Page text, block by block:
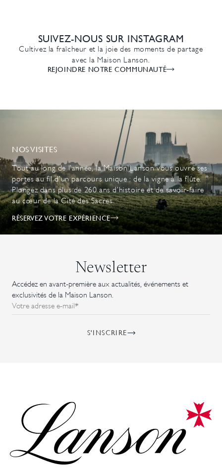
SUIVEZ-NOUS SUR INSTAGRAM
Cultivez la fraîcheur et la joie des moments de partage
avec la Maison Lanson.
REJOINDRE NOTRE COMMUNAUTÉ
NOS VISITES
Tout au long de l’année, la Maison Lanson vous ouvre ses
portes au fil d’un parcours unique : de la vigne à la flûte.
Plongez dans plus de 260 ans d’histoire et de savoir-faire
au cœur de la Cité des Sacres.
RÉSERVEZ VOTRE EXPÉRIENCE
Newsletter
Accédez en avant-première aux actualités, événements et
exclusivités de la Maison Lanson.
Votre adresse e-mail*
S'INSCRIRE